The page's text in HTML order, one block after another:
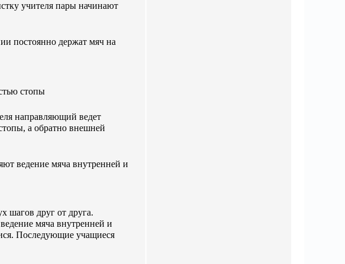
учителя пары начинают
постоянно держат мяч на
стопы
направляющий ведет
а обратно внешней
ведение мяча внутренней и
шагов друг от друга.
мяча внутренней и
Последующие учащиеся
ТІЛІНДЕ ӨТІНІМ БЕРУ